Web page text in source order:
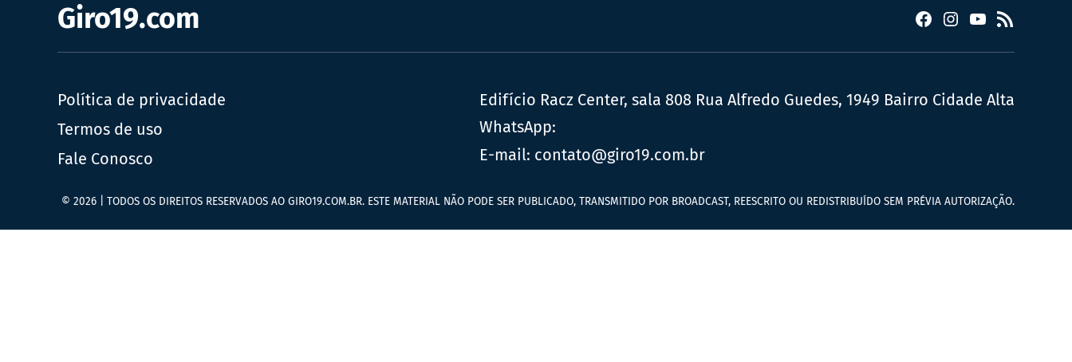
Giro19.com Facebook
Instagram
YouTube
RSS
Política de privacidade
Termos de uso
Fale Conosco
Edifício Racz Center, sala 808 Rua Alfredo Guedes, 1949 Bairro Cidade Alta
WhatsApp:
E-mail: contato@giro19.com.br
© 2026 | TODOS OS DIREITOS RESERVADOS AO GIRO19.COM.BR. ESTE MATERIAL NÃO PODE SER PUBLICADO, TRANSMITIDO POR BROADCAST, REESCRITO OU REDISTRIBUÍDO SEM PRÉVIA AUTORIZAÇÃO.